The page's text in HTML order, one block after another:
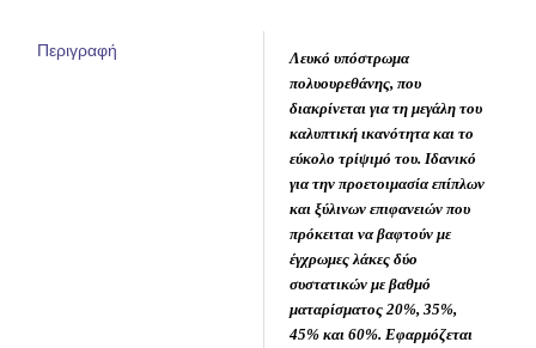
Περιγραφή
Λευκό υπόστρωμα
πολυουρεθάνης, που
διακρίνεται για τη μεγάλη του
καλυπτική ικανότητα και το
εύκολο τρίψιμό του. Ιδανικό
για την προετοιμασία επίπλων
και ξύλινων επιφανειών που
πρόκειται να βαφτούν με
έγχρωμες λάκες δύο
συστατικών με βαθμό
ματαρίσματος 20%, 35%,
45% και 60%. Εφαρμόζεται